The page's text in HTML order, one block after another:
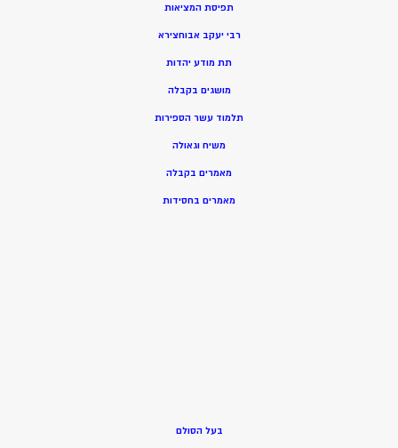
תפיסת המציאות
רבי יעקב אבוחצירא
תת מודע יהדות
מושגים בקבלה
תלמוד עשר הספירות
משיח וגאולה
מאמרים בקבלה
מאמרים בחסידות
בעל הסולם